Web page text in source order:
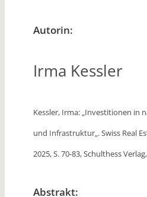
Autorin:
Irma Kessler
Kessler, Irma: „Investitionen in
und Infrastruktur„. Swiss Real
2025, S. 70-83, Schulthess
Abstrakt: